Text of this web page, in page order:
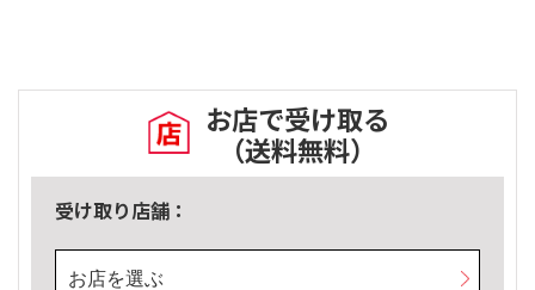
お店で受け取る
（送料無料）
受け取り店舗：
お店を選ぶ